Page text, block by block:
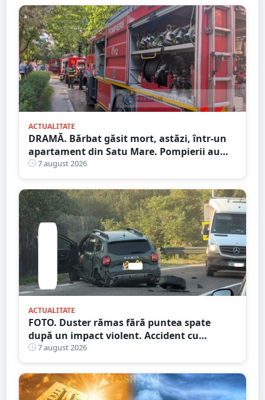
ACTUALITATE
DRAMĂ. Bărbat găsit mort, astăzi, într-un
apartament din Satu Mare. Pompierii au
spart ușa
7 august 2026
ACTUALITATE
FOTO. Duster rămas fără puntea spate
după un impact violent. Accident cu
implicarea unei mașini din Satu Mare
7 august 2026